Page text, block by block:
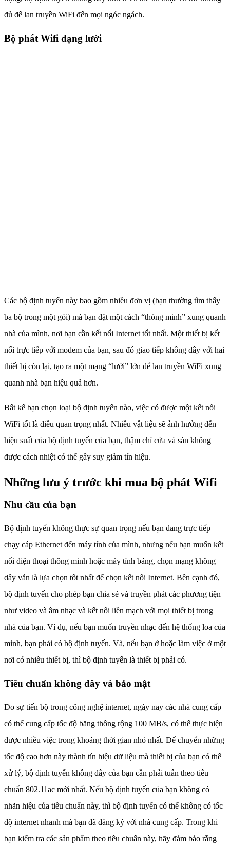
đủ để lan truyền WiFi đến mọi ngóc ngách.
Bộ phát Wifi dạng lưới
Các bộ định tuyến này bao gồm nhiều đơn vị (bạn thường tìm thấy
ba bộ trong một gói) mà bạn đặt một cách “thông minh” xung quanh
nhà của mình, nơi bạn cần kết nối Internet tốt nhất. Một thiết bị kết
nối trực tiếp với modem của bạn, sau đó giao tiếp không dây với hai
thiết bị còn lại, tạo ra một mạng “lưới” lớn để lan truyền WiFi xung
quanh nhà bạn hiệu quả hơn.
Bất kể bạn chọn loại bộ định tuyến nào, việc có được một kết nối
WiFi tốt là điều quan trọng nhất. Nhiều vật liệu sẽ ảnh hưởng đến
hiệu suất của bộ định tuyến của bạn, thậm chí cửa và sàn không
được cách nhiệt có thể gây suy giảm tín hiệu.
Những lưu ý trước khi mua bộ phát Wifi
Nhu cầu của bạn
Bộ định tuyến không thực sự quan trọng nếu bạn đang trực tiếp
chạy cáp Ethernet đến máy tính của mình, nhưng nếu bạn muốn kết
nối điện thoại thông minh hoặc máy tính bảng, chọn mạng không
dây vẫn là lựa chọn tốt nhất để chọn kết nối Internet. Bên cạnh đó,
bộ định tuyến cho phép bạn chia sẻ và truyền phát các phương tiện
như video và âm nhạc và kết nối liền mạch với mọi thiết bị trong
nhà của bạn. Ví dụ, nếu bạn muốn truyền nhạc đến hệ thống loa của
mình, bạn phải có bộ định tuyến. Và, nếu bạn ở hoặc làm việc ở một
nơi có nhiều thiết bị, thì bộ định tuyến là thiết bị phải có.
Tiêu chuẩn không dây và bảo mật
Do sự tiến bộ trong công nghệ internet, ngày nay các nhà cung cấp
có thể cung cấp tốc độ băng thông rộng 100 MB/s, có thể thực hiện
được nhiều việc trong khoảng thời gian nhỏ nhất. Để chuyển những
tốc độ cao hơn này thành tín hiệu dữ liệu mà thiết bị của bạn có thể
xử lý, bộ định tuyến không dây của bạn cần phải tuân theo tiêu
chuẩn 802.11ac mới nhất. Nếu bộ định tuyến của bạn không có
nhãn hiệu của tiêu chuẩn này, thì bộ định tuyến có thể không có tốc
độ internet nhanh mà bạn đã đăng ký với nhà cung cấp. Trong khi
bạn kiểm tra các sản phẩm theo tiêu chuẩn này, hãy đảm bảo rằng